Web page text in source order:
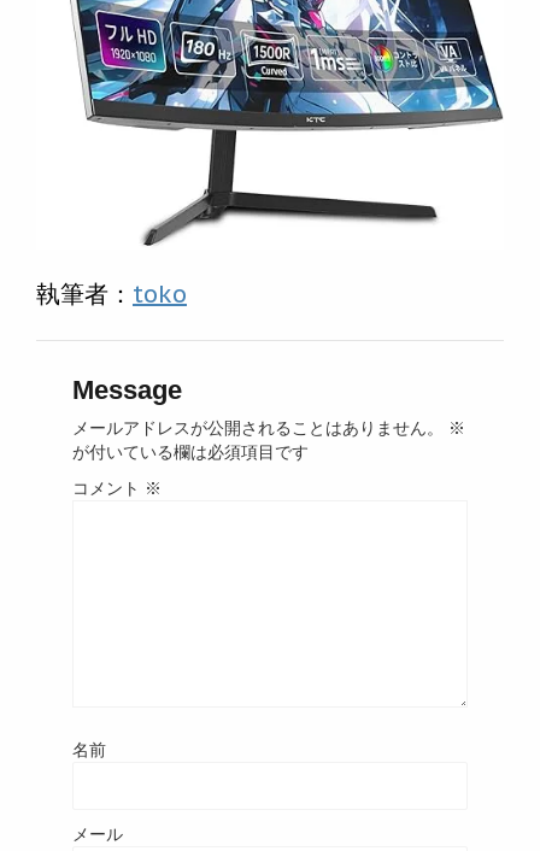
執筆者： toko
Message
メールアドレスが公開されることはありません。
※
が付いている欄は必須項目です
コメント ※
名前
メール